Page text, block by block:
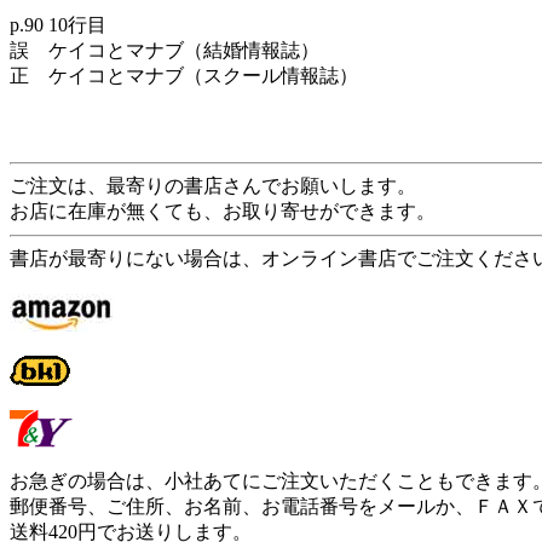
p.90 10行目
誤 ケイコとマナブ（結婚情報誌）
正 ケイコとマナブ（スクール情報誌）
ご注文は、最寄りの書店さんでお願いします。
お店に在庫が無くても、お取り寄せができます。
書店が最寄りにない場合は、オンライン書店でご注文くださ
お急ぎの場合は、小社あてにご注文いただくこともできます。
郵便番号、ご住所、お名前、お電話番号をメールか、ＦＡＸ
送料420円でお送りします。